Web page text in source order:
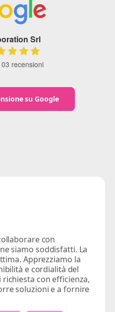
Srl
recensioni
su Google
con
siamo soddisfatti. La
Apprezziamo la
e cordialità del
con efficienza,
soluzioni e a fornire